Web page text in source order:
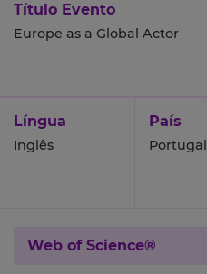
Título Evento
Europe as a Global Actor
Língua
Inglês
País
Portugal
Web of Science®